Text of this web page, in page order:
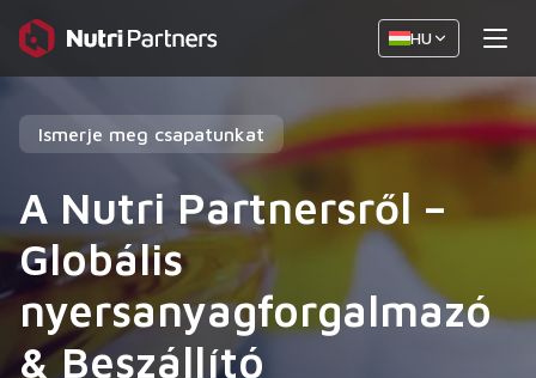
HU
Ismerje meg csapatunkat
A Nutri Partnersről –
Globális
nyersanyagforgalmazó
& Beszállító